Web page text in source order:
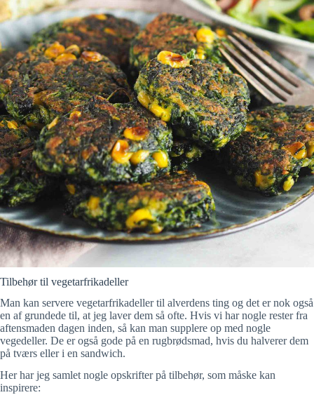
Tilbehør til vegetarfrikadeller
Man kan servere vegetarfrikadeller til alverdens ting og det er nok også
en af grundede til, at jeg laver dem så ofte. Hvis vi har nogle rester fra
aftensmaden dagen inden, så kan man supplere op med nogle
vegedeller. De er også gode på en rugbrødsmad, hvis du halverer dem
på tværs eller i en sandwich.
Her har jeg samlet nogle opskrifter på tilbehør, som måske kan
inspirere: